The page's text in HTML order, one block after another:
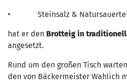
• Steinsalz &
hat er den Brotteig in
angesetzt.
Rund um den großen Tisch
den von Bäckermeister Wahlich